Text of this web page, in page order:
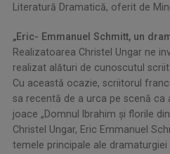
Literatură Dramatică, oferit de
„Eric- Emmanuel Schmitt, un
Realizatoarea Christel Ungar ne
realizat alături de cunoscutul
Cu această ocazie, scriitorul
sa recentă de a urca pe scenă ca
joace „Domnul Ibrahim și florile
Christel Ungar, Eric Emmanuel
temele principale ale